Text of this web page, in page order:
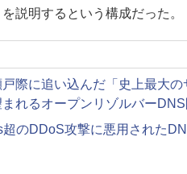
説明するという構成だった。
際に追い込んだ「史上最大
れるオープンリゾルバーDNS
のDDoS攻撃に悪用された